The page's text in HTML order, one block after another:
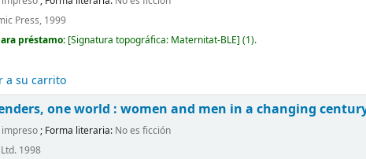
Press, 1999
préstamo: [Signatura topográfica: Maternitat-BLE](1).
a su carrito
one world : women and men in a changing
impreso; Forma literaria: No es ficción
1998